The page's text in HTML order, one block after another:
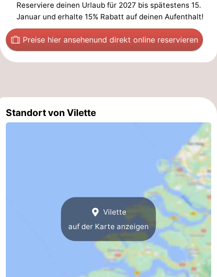
Blankenberge
Wenduine
Wetter
Kontakt
Reserviere deinen Urlaub für 2027 bis spätestens 15.
Januar und erhalte 15% Rabatt auf deinen Aufenthalt!
Preise hier ansehenund direkt online reservieren
Standort von Vilette
Vilette
auf der Karte anzeigen